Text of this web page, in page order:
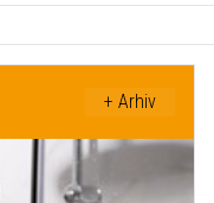
+ Arhiv